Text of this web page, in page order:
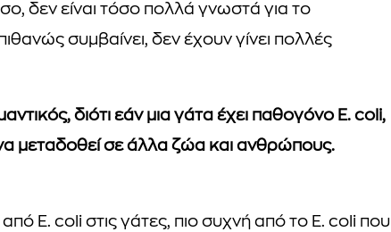
δεν είναι τόσο πολλά γνωστά για το
συμβαίνει, δεν έχουν γίνει πολλές
διότι εάν μια γάτα έχει παθογόνο E. coli,
μεταδοθεί σε άλλα ζώα και ανθρώπους.
E. coli στις γάτες, πιο συχνή από το E. coli που